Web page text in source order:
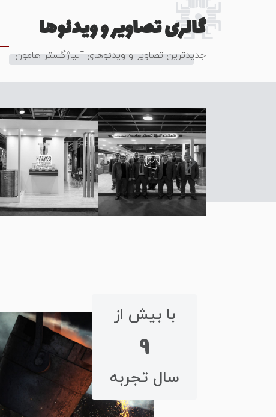
گالری تصاویر و ویدئوها
جدیدترین تصاویر و ویدئوهای آلیاژگستر هامون
با بیش از
9
سال تجربه